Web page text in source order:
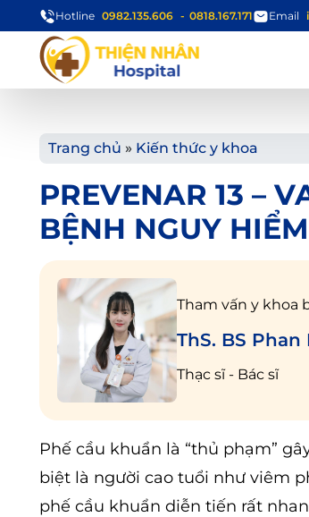
Hotline 0982.135.606 0818.167.171 Email
Trang chủ » Kiến thức y khoa
PREVENAR 13 –
BỆNH NGUY
Tham vấn y khoa
ThS. BS
Thạc sĩ - Bác sĩ
Phế cầu khuẩn là “thủ phạm”
biệt là người cao tuổi như viêm
phế cầu khuẩn diễn tiến rất